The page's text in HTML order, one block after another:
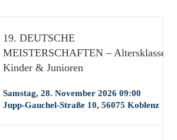
19. DEUTSCHE
MEISTERSCHAFTEN – Altersklasse
Kinder & Junioren
Samstag, 28. November 2026 09:00
Jupp-Gauchel-Straße 10, 56075 Koblenz